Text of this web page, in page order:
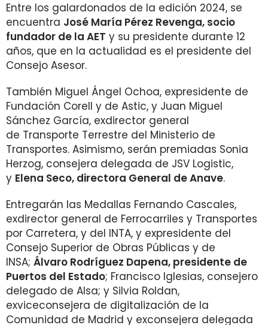
Entre los galardonados de la edición 2024, se
encuentra José María Pérez Revenga, socio
fundador de la AET y su presidente durante 12
años, que en la actualidad es el presidente del
Consejo Asesor.
También Miguel Ángel Ochoa, expresidente de
Fundación Corell y de Astic, y Juan Miguel
Sánchez García, exdirector general
de Transporte Terrestre del Ministerio de
Transportes. Asimismo, serán premiadas Sonia
Herzog, consejera delegada de JSV Logistic,
y Elena Seco, directora General de Anave.
Entregarán las Medallas Fernando Cascales,
exdirector general de Ferrocarriles y Transportes
por Carretera, y del INTA, y expresidente del
Consejo Superior de Obras Públicas y de
INSA; Álvaro Rodríguez Dapena, presidente de
Puertos del Estado; Francisco Iglesias, consejero
delegado de Alsa; y Silvia Roldan,
exviceconsejera de digitalización de la
Comunidad de Madrid y exconsejera delegada